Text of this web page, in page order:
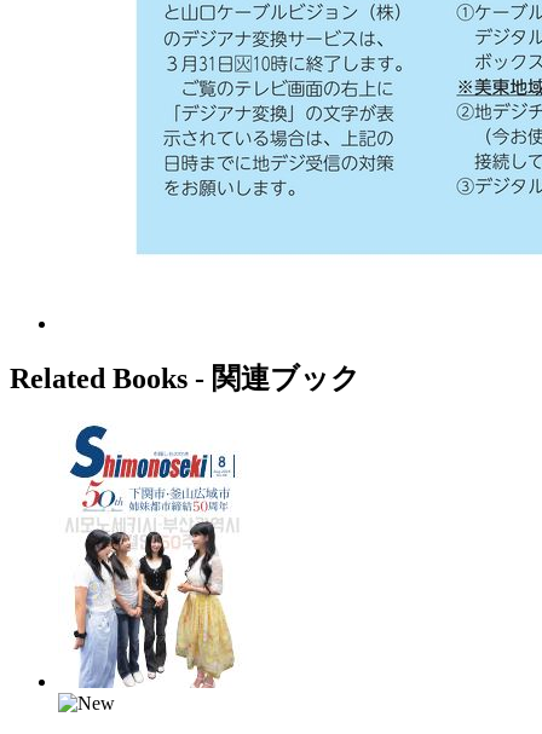
Related Books ‐ 関連ブック